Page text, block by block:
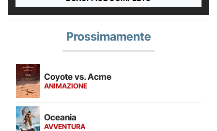
Prossimamente
Coyote vs. Acme
ANIMAZIONE
Oceania
AVVENTURA